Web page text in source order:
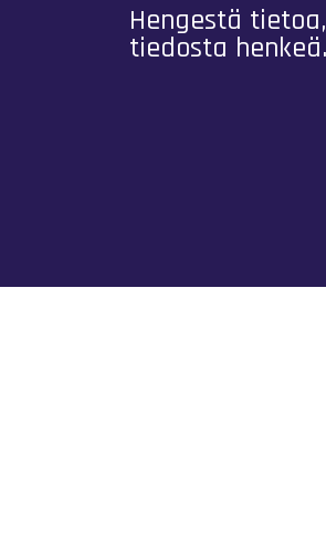
Hengestä tietoa,
tiedosta henkeä.